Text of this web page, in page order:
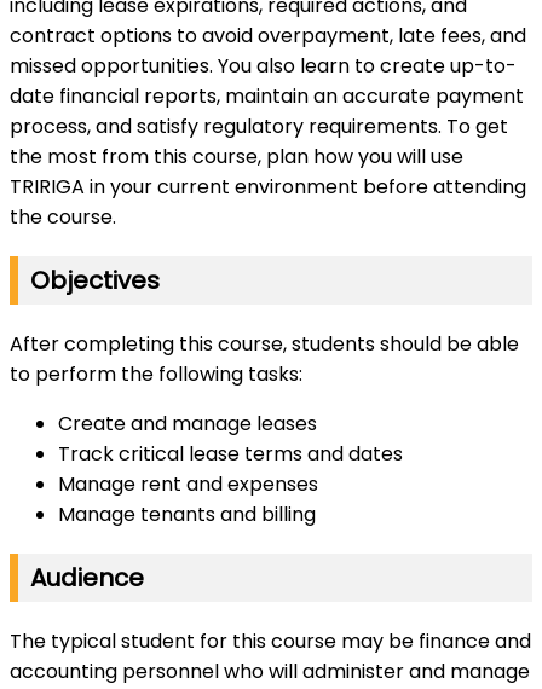
contract options to avoid overpayment, late fees, and
missed opportunities. You also learn to create up-to-
date financial reports, maintain an accurate payment
process, and satisfy regulatory requirements. To get
the most from this course, plan how you will use
TRIRIGA in your current environment before attending
the course.
Objectives
After completing this course, students should be able
to perform the following tasks:
Create and manage leases
Track critical lease terms and dates
Manage rent and expenses
Manage tenants and billing
Audience
The typical student for this course may be finance and
accounting personnel who will administer and manage